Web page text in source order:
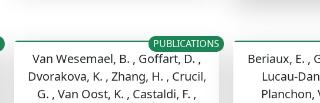
Van Wesemael, B. , Goffart, D. ,
Dvorakova, K. , Zhang, H. , Crucil,
G. , Van Oost, K. , Castaldi, F. ,
PUBLICATIONS
Beriaux, E. ,
Lucau-
Planchon,